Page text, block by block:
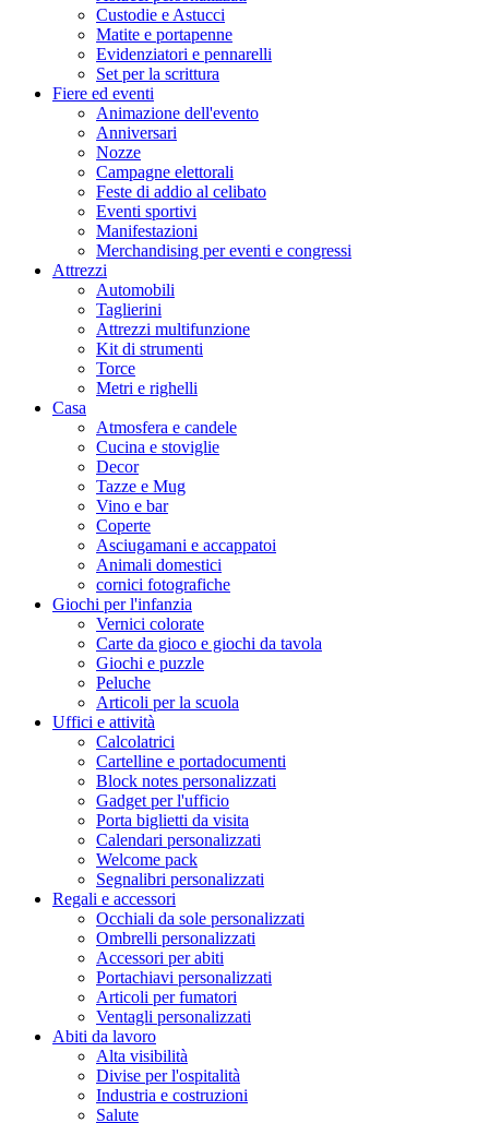
Custodie e Astucci
Matite e portapenne
Evidenziatori e pennarelli
Set per la scrittura
Fiere ed eventi
Animazione dell'evento
Anniversari
Nozze
Campagne elettorali
Feste di addio al celibato
Eventi sportivi
Manifestazioni
Merchandising per eventi e congressi
Attrezzi
Automobili
Taglierini
Attrezzi multifunzione
Kit di strumenti
Torce
Metri e righelli
Casa
Atmosfera e candele
Cucina e stoviglie
Decor
Tazze e Mug
Vino e bar
Coperte
Asciugamani e accappatoi
Animali domestici
cornici fotografiche
Giochi per l'infanzia
Vernici colorate
Carte da gioco e giochi da tavola
Giochi e puzzle
Peluche
Articoli per la scuola
Uffici e attività
Calcolatrici
Cartelline e portadocumenti
Block notes personalizzati
Gadget per l'ufficio
Porta biglietti da visita
Calendari personalizzati
Welcome pack
Segnalibri personalizzati
Regali e accessori
Occhiali da sole personalizzati
Ombrelli personalizzati
Accessori per abiti
Portachiavi personalizzati
Articoli per fumatori
Ventagli personalizzati
Abiti da lavoro
Alta visibilità
Divise per l'ospitalità
Industria e costruzioni
Salute